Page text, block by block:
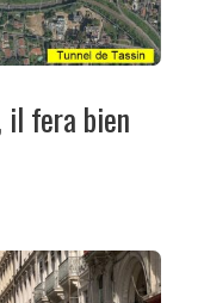
il fera bien